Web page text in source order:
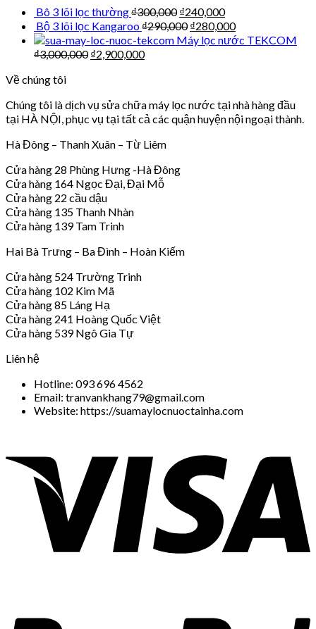
Bô 3 lõi lọc thường₫300,000 ₫240,000
Bộ 3 lõi lọc Kangaroo₫290,000 ₫280,000
Máy lọc nước TEKCOM
₫3,000,000 ₫2,900,000
Về chúng tôi
Chúng tôi là dịch vụ sửa chữa máy lọc nước tại nhà hàng đầu
tại HÀ NỘI, phục vụ tại tất cả các quận huyện nội ngoại thành.
Hà Đông – Thanh Xuân – Từ Liêm
Cửa hàng 28 Phùng Hưng -Hà Đông
Cửa hàng 164 Ngọc Đại, Đại Mỗ
Cửa hàng 22 cầu dậu
Cửa hàng 135 Thanh Nhàn
Cửa hàng 139 Tam Trinh
Hai Bà Trưng – Ba Đình – Hoàn Kiếm
Cửa hàng 524 Trường Trinh
Cửa hàng 102 Kim Mã
Cửa hàng 85 Láng Hạ
Cửa hàng 241 Hoàng Quốc Việt
Cửa hàng 539 Ngô Gia Tự
Liên hệ
Hotline: 093 696 4562
Email: tranvankhang79@gmail.com
Website: https://suamaylocnuoctainha.com